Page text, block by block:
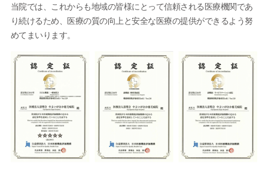
当院では、これからも地域の皆様にとって信頼される医療機関であ
り続けるため、医療の質の向上と安全な医療の提供ができるよう努
めてまいります。